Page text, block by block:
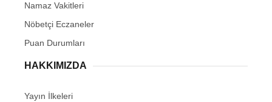
Namaz Vakitleri
Nöbetçi Eczaneler
Puan Durumları
HAKKIMIZDA
Yayın İlkeleri